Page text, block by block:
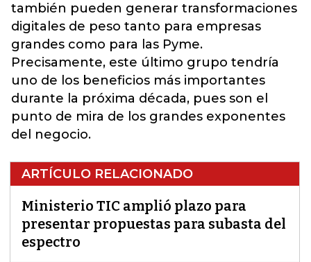
también pueden generar transformaciones
digitales de peso tanto para empresas
grandes como para las Pyme.
Precisamente, este último grupo tendría
uno de los beneficios más importantes
durante la próxima década, pues son el
punto de mira de los grandes exponentes
del negocio.
ARTÍCULO RELACIONADO
Ministerio TIC amplió plazo para
presentar propuestas para subasta del
espectro